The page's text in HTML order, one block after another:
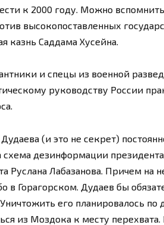
к 2000 году. Можно
высокопоставленных
казнь Саддама Хусейна.
и спецы из военной
руководству России
(и это не секрет)
дезинформации
Руслана Лабазанова. Причем на
в Горагорском. Дудаев бы
его планировалось по
из Моздока к месту